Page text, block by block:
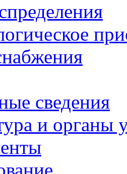
сведения
и органы